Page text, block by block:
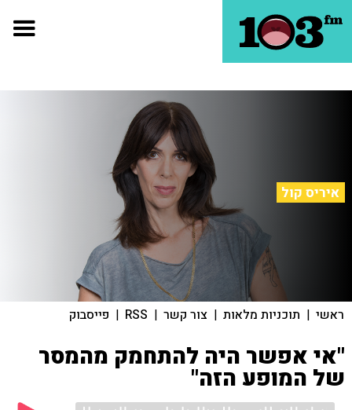
איריס קול
ראשי | תוכניות מלאות | צור קשר |
RSS
| פייסבוק
"אי אפשר היה להתחמק מהמסר
של המופע הזה"